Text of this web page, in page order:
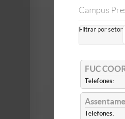
Campus
Filtrar por setor
FUC
Telefones:
Telefones: